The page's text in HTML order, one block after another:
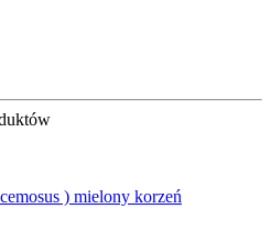
) mielony korzeń